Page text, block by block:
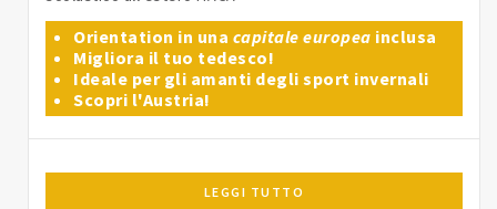
Orientation in una capitale europea inclusa
Migliora il tuo tedesco!
Ideale per gli amanti degli sport invernali
Scopri l'Austria!
LEGGI TUTTO